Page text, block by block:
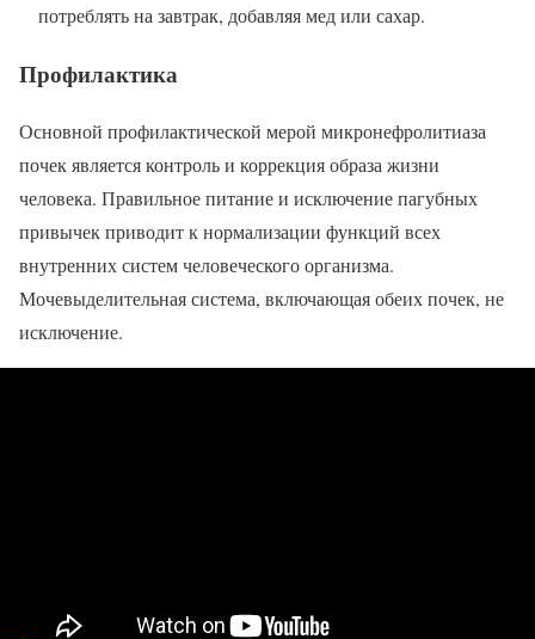
потреблять на завтрак, добавляя мед или сахар.
Профилактика
Основной профилактической мерой микронефролитиаза
почек является контроль и коррекция образа жизни
человека. Правильное питание и исключение пагубных
привычек приводит к нормализации функций всех
внутренних систем человеческого организма.
Мочевыделительная система, включающая обеих почек, не
исключение.